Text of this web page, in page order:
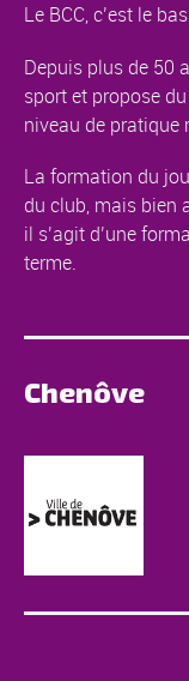
Le BCC, c’est le
Depuis plus de 50
sport et propose
niveau de pratique
La formation du
du club, mais bien
il s’agit d’une
terme.
Chenôve